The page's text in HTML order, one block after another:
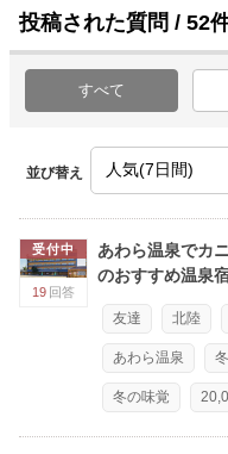
投稿された質問 / 52
すべて
並び替え
受付中
19 回答
あわら温泉でカ
のおすすめ温泉
友達 北陸
あわら温泉 冬
冬の味覚